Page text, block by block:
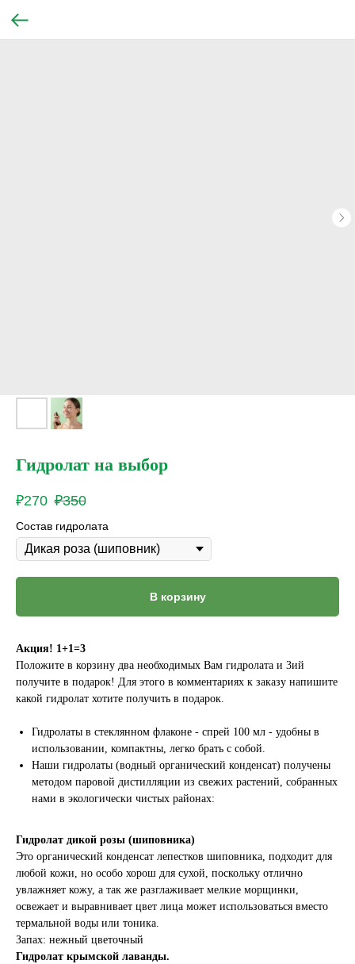
Гидролат на выбор
₽270 ₽350
Состав гидролата
В корзину
Акция! 1+1=3
Положите в корзину два необходимых Вам гидролата и 3ий
получите в подарок! Для этого в комментариях к заказу напишите
какой гидролат хотите получить в подарок.
Гидролаты в стеклянном флаконе - спрей 100 мл - удобны в
использовании, компактны, легко брать с собой.
Наши гидролаты (водный органический конденсат) получены
методом паровой дистилляции из свежих растений, собранных
нами в экологически чистых районах:
Гидролат дикой розы (шиповника)
Это органический конденсат лепестков шиповника, подходит для
любой кожи, но особо хорош для сухой, поскольку отлично
увлажняет кожу, а так же разглаживает мелкие морщинки,
освежает и выравнивает цвет лица может использоваться вместо
термальной воды или тоника.
Запах: нежный цветочный
Гидролат крымской лаванды.